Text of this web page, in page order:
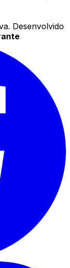
. Desenvolvido